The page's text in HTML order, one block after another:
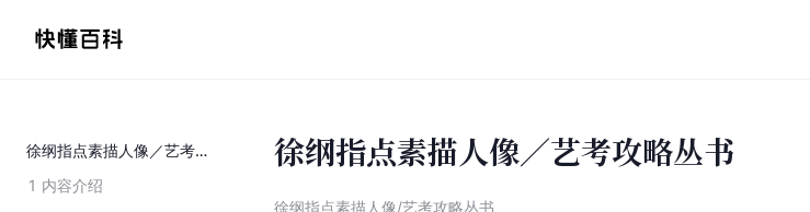
徐纲指点素描人像／艺考攻略丛书
1 内容介绍
徐纲指点素描人像／艺考攻略丛书
徐纲指点素描人像/艺考攻略丛书